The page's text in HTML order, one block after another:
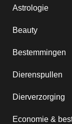
Astrologie
Beauty
Bestemmingen
Dierenspullen
Dierverzorging
Economie &